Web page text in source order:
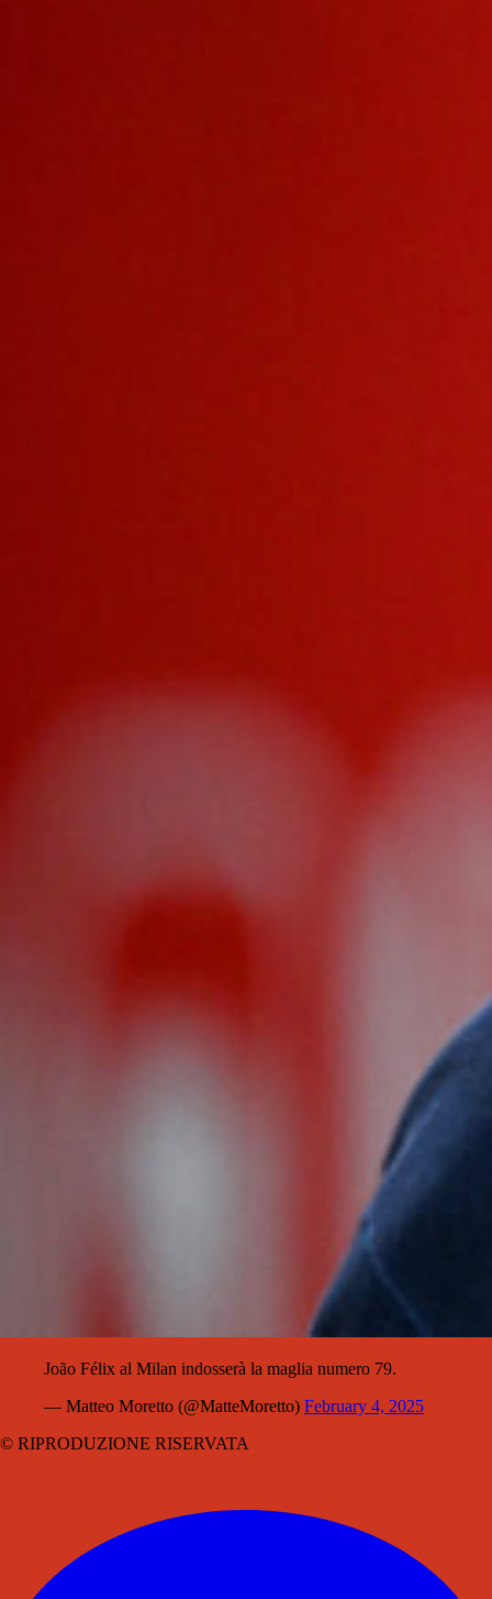
João Félix al Milan indosserà la maglia numero 79.
— Matteo Moretto (@MatteMoretto) February 4, 2025
© RIPRODUZIONE RISERVATA